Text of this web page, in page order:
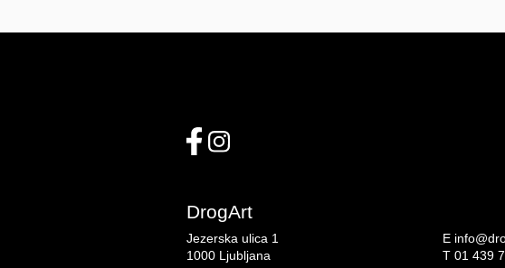
DrogArt
Jezerska ulica 1
1000 Ljubljana
E
T 01 439